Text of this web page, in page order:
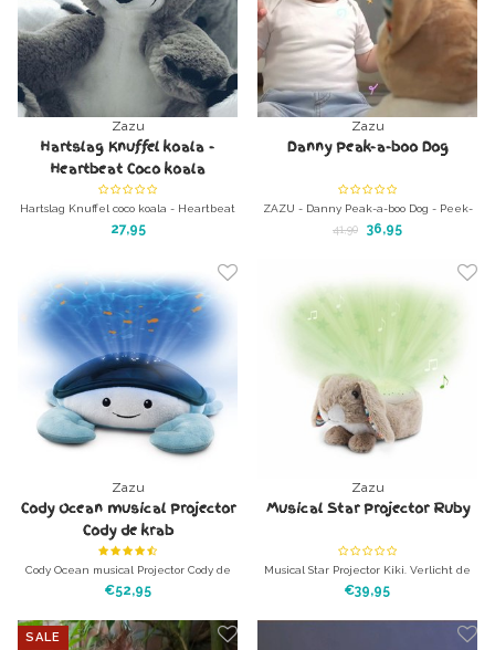
Zazu
Hartslag Knuffel koala -
Heartbeat Coco koala
Hartslag Knuffel coco koala - Heartbeat
Bibi koalabeer
27,95
Zazu
Danny Peak-a-boo Dog
ZAZU - Danny Peak-a-boo Dog - Peek-
a-boo hondje
41,90 36,95
Zazu
Cody Ocean musical Projector
Cody de krab
Cody Ocean musical Projector Cody de
krab Verlicht de kinder- of babykamer
€52,95
Zazu
Musical Star Projector Ruby
Musical Star Projector Kiki. Verlicht de
kinder- of babykamer met prachtige
€39,95
SALE